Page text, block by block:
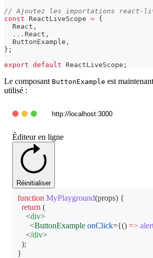
// Ajoutez les importations react-
const
ReactLiveScope = {
React ,
... React ,
ButtonExample ,
} ;
export default ReactLiveScope ;
Le composant ButtonExample est
utilisé :
http://localhost:3000
Éditeur en ligne
Réinitialiser
function MyPlayground(props) {
return (
<div>
<ButtonExample onClick={() =>
</div>
);
}